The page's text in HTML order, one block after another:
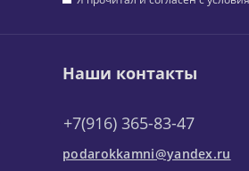
Наши контакты
+7(916) 365-83-47
podarokkamni@yandex.ru